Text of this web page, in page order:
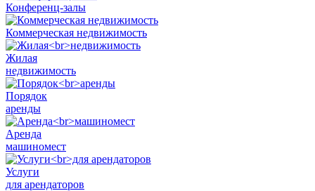
Конференц-залы
Коммерческая недвижимость
Жилая
недвижимость
Порядок
аренды
Аренда
машиномест
Услуги
для арендаторов